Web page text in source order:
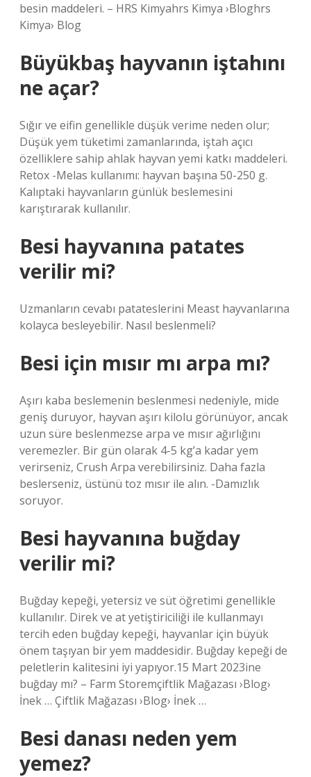
besin maddeleri. – HRS Kimyahrs Kimya ›Bloghrs
Kimya› Blog
Büyükbaş hayvanın iştahını
ne açar?
Sığır ve eifin genellikle düşük verime neden olur;
Düşük yem tüketimi zamanlarında, iştah açıcı
özelliklere sahip ahlak hayvan yemi katkı maddeleri.
Retox -Melas kullanımı: hayvan başına 50-250 g.
Kalıptaki hayvanların günlük beslemesini
karıştırarak kullanılır.
Besi hayvanına patates
verilir mi?
Uzmanların cevabı patateslerini Meast hayvanlarına
kolayca besleyebilir. Nasıl beslenmeli?
Besi için mısır mı arpa mı?
Aşırı kaba beslemenin beslenmesi nedeniyle, mide
geniş duruyor, hayvan aşırı kilolu görünüyor, ancak
uzun süre beslenmezse arpa ve mısır ağırlığını
veremezler. Bir gün olarak 4-5 kg’a kadar yem
verirseniz, Crush Arpa verebilirsiniz. Daha fazla
beslerseniz, üstünü toz mısır ile alın. -Damızlık
soruyor.
Besi hayvanına buğday
verilir mi?
Buğday kepeği, yetersiz ve süt öğretimi genellikle
kullanılır. Direk ve at yetiştiriciliği ile kullanmayı
tercih eden buğday kepeği, hayvanlar için büyük
önem taşıyan bir yem maddesidir. Buğday kepeği de
peletlerin kalitesini iyi yapıyor.15 Mart 2023ine
buğday mı? – Farm Storemçiftlik Mağazası ›Blog›
İnek … Çiftlik Mağazası ›Blog› İnek …
Besi danası neden yem
yemez?